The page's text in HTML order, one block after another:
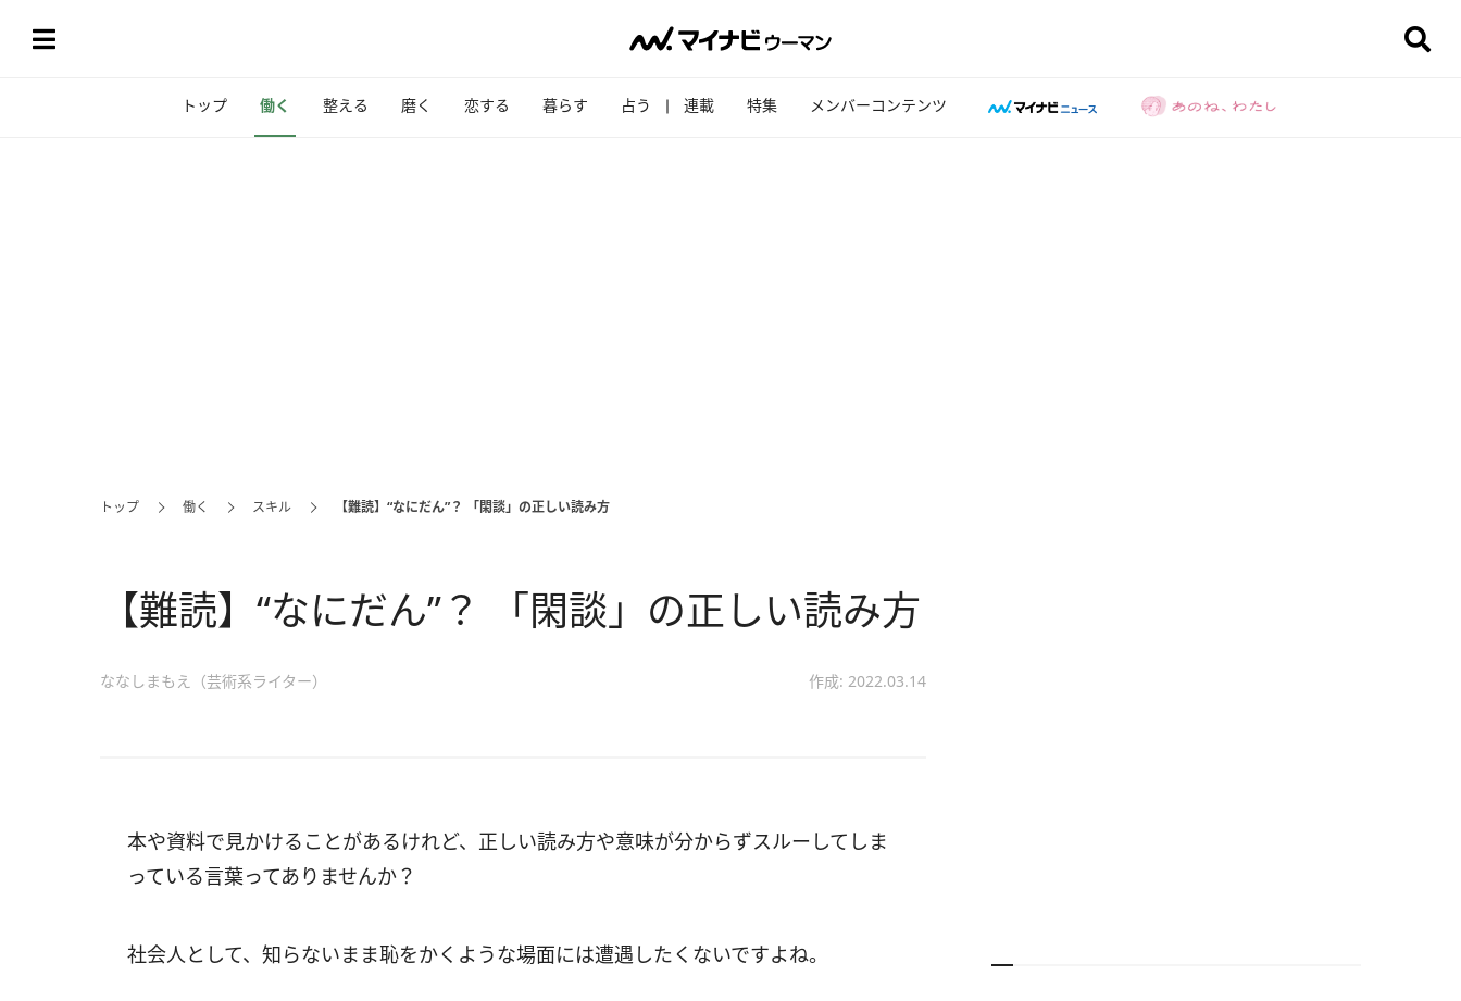
トップ 働く 整える 磨く 恋する 暮らす 占う 連載 特集 メンバーコンテンツ
トップ 働く スキル 【難読】“なにだん”？ 「閑談」の正しい読み方
【難読】“なにだん”？ 「閑談」の正しい読み方
ななしまもえ（芸術系ライター） 作成: 2022.03.14
本や資料で見かけることがあるけれど、正しい読み方や意味が分からずスルーしてしま
っている言葉ってありませんか？
社会人として、知らないまま恥をかくような場面には遭遇したくないですよね。